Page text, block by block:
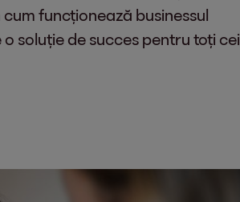
funcționează businessul
soluție de succes pentru toți cei